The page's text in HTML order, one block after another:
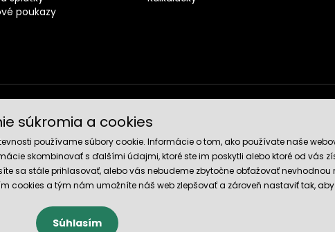
poukazy
Spoľahlivý obchod
súkromia a cookies
používame súbory cookie. Informácie o tom, ako používate naše
skombinovať s ďalšími údajmi, ktoré ste im poskytli alebo ktoré od vás
sa stále prihlasovať, alebo vás nebudeme zbytočne obťažovať nevhodnou
cookies a tým nám umožníte náš web zlepšovať a zároveň nastaviť tak,
Súhlasím